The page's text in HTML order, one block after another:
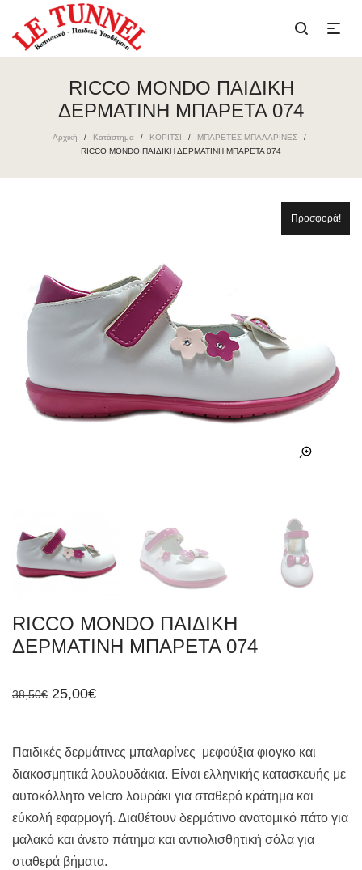
RICCO MONDO ΠΑΙΔΙΚΗ
ΔΕΡΜΑΤΙΝΗ ΜΠΑΡΕΤΑ 074
Αρχική / Κατάστημα / ΚΟΡΙΤΣΙ / ΜΠΑΡΕΤΕΣ-ΜΠΑΛΑΡΙΝΕΣ /
RICCO MONDO ΠΑΙΔΙΚΗ ΔΕΡΜΑΤΙΝΗ ΜΠΑΡΕΤΑ 074
Προσφορά!
RICCO MONDO ΠΑΙΔΙΚΗ
ΔΕΡΜΑΤΙΝΗ ΜΠΑΡΕΤΑ 074
38,50€ Original
25,00€Η
25,00€.
Παιδικές δερμάτινες μπαλαρίνες μεφούξια φιογκο και
διακοσμητικά λουλουδάκια. Είναι ελληνικής κατασκευής με
αυτοκόλλητο velcro λουράκι για σταθερό κράτημα και
εύκολή εφαρμογή. Διαθέτουν δερμάτινο ανατομικό πάτο για
μαλακό και άνετο πάτημα και αντιολισθητική σόλα για
σταθερά βήματα.